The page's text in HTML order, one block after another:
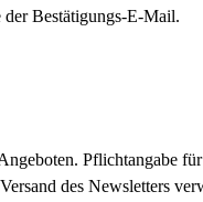
Bestätigungs-E-Mail.
Pflichtangabe
des Newsletters